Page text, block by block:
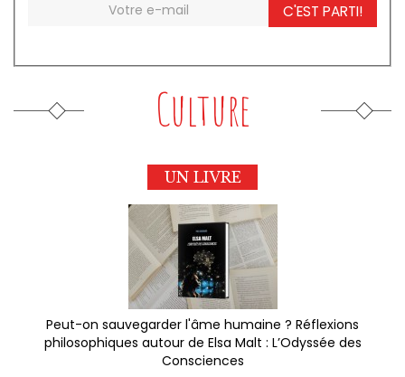
C'EST PARTI!
Culture
UN LIVRE
Peut-on sauvegarder l'âme humaine ? Réflexions
philosophiques autour de Elsa Malt : L’Odyssée des
Consciences